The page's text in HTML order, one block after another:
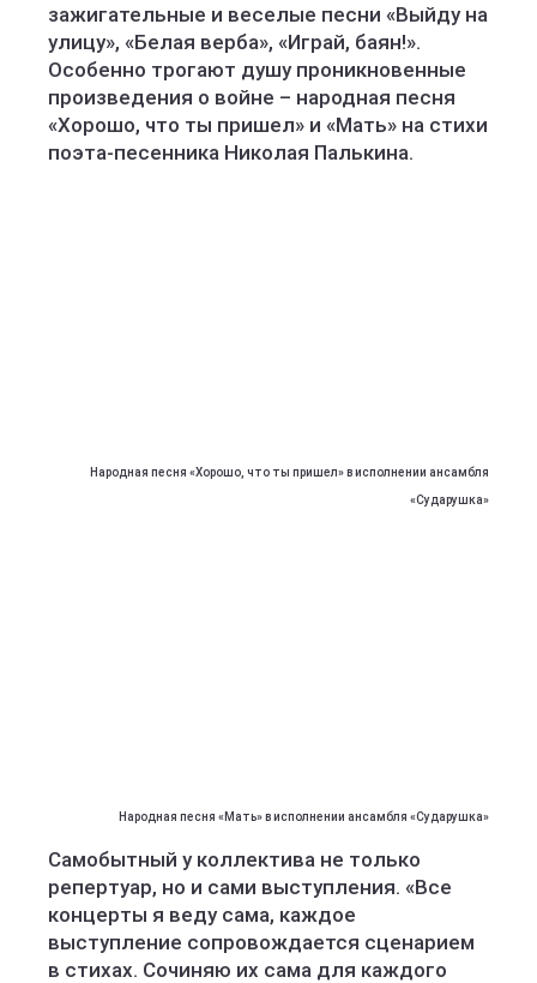
зажигательные и веселые песни «Выйду на
улицу», «Белая верба», «Играй, баян!».
Особенно трогают душу проникновенные
произведения о войне – народная песня
«Хорошо, что ты пришел» и «Мать» на стихи
поэта-песенника Николая Палькина.
Народная песня «Хорошо, что ты пришел» в исполнении ансамбля
«Сударушка»
Народная песня «Мать» в исполнении ансамбля «Сударушка»
Самобытный у коллектива не только
репертуар, но и сами выступления. «Все
концерты я веду сама, каждое
выступление сопровождается сценарием
в стихах. Сочиняю их сама для каждого